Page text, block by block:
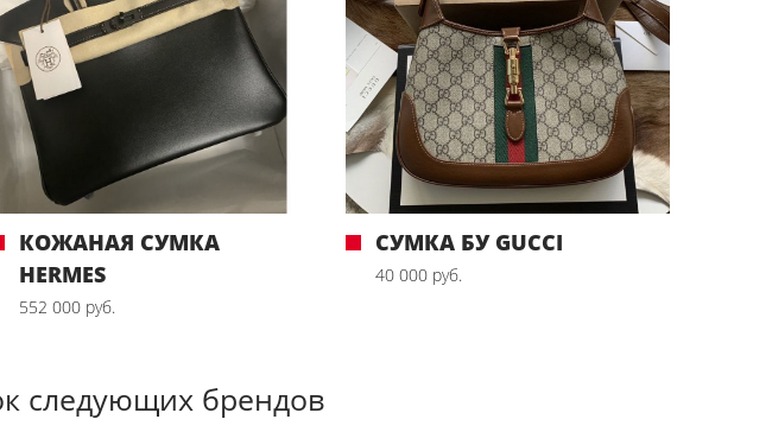
КОЖАНАЯ СУМКА
HERMES
552 000 руб.
СУМКА БУ GUCCI
40 000 руб.
следующих брендов